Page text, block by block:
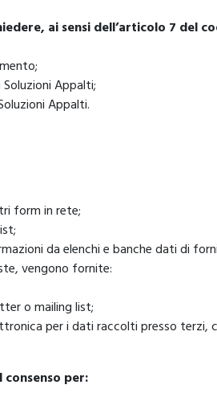
ai sensi dell’articolo 7 del
Appalti;
Appalti.
form in rete;
da elenchi e banche dati di
vengono fornite:
o mailing list;
per i dati raccolti presso
per: